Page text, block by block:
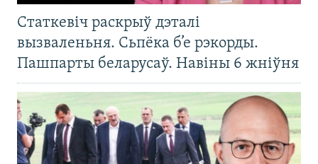
Статкевіч раскрыў дэталі
вызваленьня. Сьпёка б’е рэкорды.
Пашпарты беларусаў. Навіны 6 жніўня